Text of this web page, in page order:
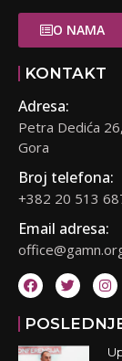
O NAMA
KONTAKT
Adresa:
Petra Dedića
Gora
Broj telefona:
+382 20 513
Email adresa: